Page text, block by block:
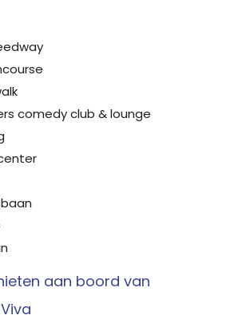
comedy club & lounge
aan boord van